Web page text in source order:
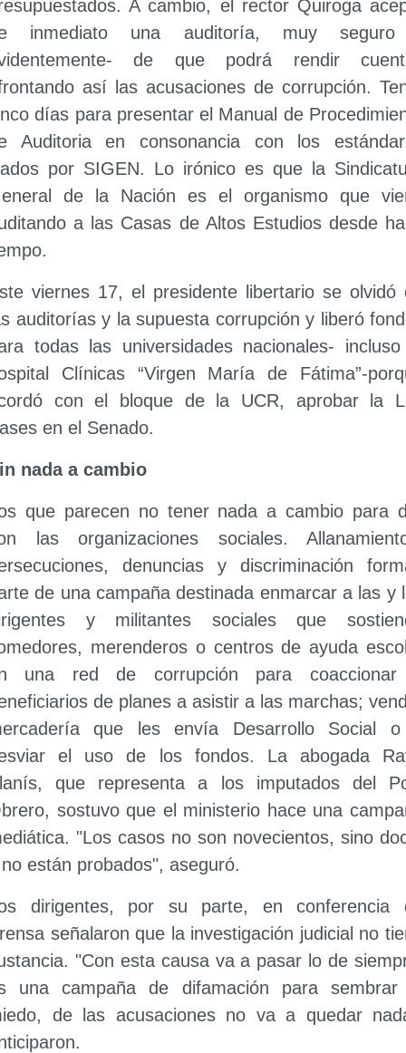
A cambio, el rector Quiroga
inmediato una auditoría, muy
de que podrá rendir
así las acusaciones de corrupción.
días para presentar el Manual de
Auditoria en consonancia con los
por SIGEN. Lo irónico es que la
de la Nación es el organismo que
a las Casas de Altos Estudios desde
viernes 17, el presidente libertario se olvidó
auditorías y la supuesta corrupción y liberó
todas las universidades nacionales-
Clínicas “Virgen María de Fátima”-
con el bloque de la UCR, aprobar la
en el Senado.
nada a cambio
que parecen no tener nada a cambio para
las organizaciones sociales.
denuncias y discriminación
de una campaña destinada enmarcar a las y
y militantes sociales que
merenderos o centros de ayuda
una red de corrupción para
de planes a asistir a las marchas;
que les envía Desarrollo Social
el uso de los fondos. La abogada
que representa a los imputados del
sostuvo que el ministerio hace una
"Los casos no son novecientos, sino
están probados", aseguró.
dirigentes, por su parte, en conferencia
señalaron que la investigación judicial no
"Con esta causa va a pasar lo de
una campaña de difamación para sembrar
de las acusaciones no va a quedar